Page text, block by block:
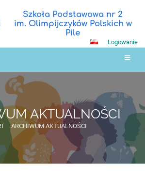
Szkoła Podstawowa nr 2
im. Olimpijczyków Polskich w
Pile
Logowanie
AKTUALNOŚCI
ARCHIWUM AKTUALNOŚCI